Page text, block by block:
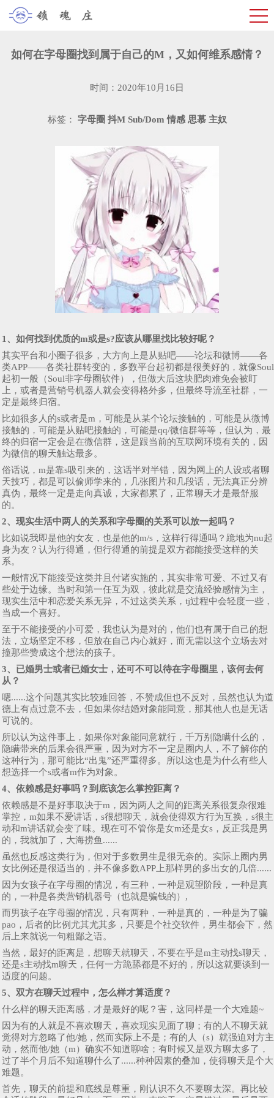
如何在字母圈找到属于自己的M，又如何维系感情？
时间：2020年10月16日
标签： 字母圈 抖M Sub/Dom 情感 思慕 主奴
1、如何找到优质的m或是s?应该从哪里找比较好呢？
其实平台和小圈子很多，大方向上是从贴吧——论坛和微博——各
类APP——各类社群转变的，多数平台起初都是很美好的，就像Soul
起初一般（Soul非字母圈软件），但做大后这块肥肉难免会被盯
上，或者是营销号机器人就会变得格外多，但最终导流至社群，一
定是最终归宿。
比如很多人的s或者是m，可能是从某个论坛接触的，可能是从微博
接触的，可能是从贴吧接触的，可能是qq/微信群等等，但认为，最
终的归宿一定会是在微信群，这是跟当前的互联网环境有关的，因
为微信的聊天触达最多。
俗话说，m是靠s吸引来的，这话半对半错，因为网上的人设或者聊
天技巧，都是可以偷师学来的，几张图片和几段话，无法真正分辨
真伪，最终一定是走向真诚，大家都累了，正常聊天才是最舒服
的。
2、现实生活中两人的关系和字母圈的关系可以放一起吗？
比如说我即是他的女友，也是他的m/s，这样行得通吗？跪地为nu起
身为友？认为行得通，但行得通的前提是双方都能接受这样的关
系。
一般情况下能接受这类并且付诸实施的，其实非常可爱、不过又有
些处于边缘。当时和第一任互为双，彼此就是交流经验感情为主，
现实生活中和恋爱关系无异，不过这类关系，tj过程中会轻度一些，
当成一个喜好。
至于不能接受的小可爱，我也认为是对的，他们也有属于自己的想
法，立场坚定不移，但放在自己内心就好，而无需以这个立场去对
撞那些赞成这个想法的孩子。
3、已婚男士或者已婚女士，还可不可以待在字母圈里，该何去何
从？
嗯......这个问题其实比较难回答，不赞成但也不反对，虽然也认为道
德上有点过意不去，但如果你结婚对象能同意，那其他人也是无话
可说的。
所以认为这件事上，如果你对象能同意就行，千万别隐瞒什么的，
隐瞒带来的后果会很严重，因为对方不一定是圈内人，不了解你的
这种行为，那可能比“出鬼”还严重得多。所以这也是为什么有些人
想选择一个s或者m作为对象。
4、依赖感是好事吗？到底该怎么掌控距离？
依赖感是不是好事取决于m，因为两人之间的距离关系很复杂很难
掌控，m如果不爱讲话，s很想聊天，就会使得双方行为互换，s很主
动和m讲话就会变了味。现在可不管你是女m还是女s，反正我是男
的，我就加了，大海捞鱼......
虽然也反感这类行为，但对于多数男生是很无奈的。实际上圈内男
女比例还是很适当的，并不像多数APP上那样男的多出女的几倍......
因为女孩子在字母圈的情况，有三种，一种是观望阶段，一种是真
的，一种是各类营销机器号（也就是骗钱的）,
而男孩子在字母圈的情况，只有两种，一种是真的，一种是为了骗
pao，后者的比例尤其尤其多，只要是个社交软件，男生都会下，然
后上来就说一句粗鄙之语。
当然，最好的距离是，想聊天就聊天，不要在乎是m主动找s聊天，
还是s主动找m聊天，任何一方跪舔都是不好的，所以这就要谈到一
适度的问题。
5、双方在聊天过程中，怎么样才算适度？
什么样的聊天距离感，才是最好的呢？害，这同样是一个大难题~
因为有的人就是不喜欢聊天，喜欢现实见面了聊；有的人不聊天就
觉得对方忽略了他/她，然而实际上不是；有的人（s）就强迫对方主
动，然而他/她（m）确实不知道聊啥；有时候又是双方聊太多了，
过了半个月后不知道聊什么了......种种因素的叠加，使得聊天是个大
难题。
首先，聊天的前提和底线是尊重，刚认识不久不要聊太深。再比较